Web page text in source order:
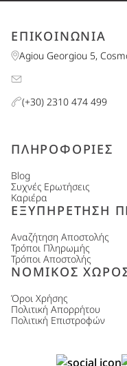
ΕΠΙΚΟΙΝΩΝΙΑ
Agiou Georgiou 5,
(+30) 2310 474 499
ΠΛΗΡΟΦΟΡΙΕΣ
Blog
Συχνές Ερωτήσεις
Καριέρα
ΕΞΥΠΗΡΕΤΗΣΗ
Αναζήτηση Αποστολής
Τρόποι Πληρωμής
Τρόποι Αποστολής
ΝΟΜΙΚΟΣ
Όροι Χρήσης
Πολιτική Απορρήτου
Πολιτική Επιστροφών